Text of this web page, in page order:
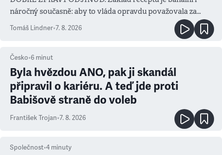
náročný současně: aby to vláda opravdu považovala za
prioritu
Tomáš Lindner•7. 8. 2026
Česko•6 minut
Byla hvězdou ANO, pak ji skandál
připravil o kariéru. A teď jde proti
Babišově straně do voleb
František Trojan•7. 8. 2026
Společnost•4 minuty